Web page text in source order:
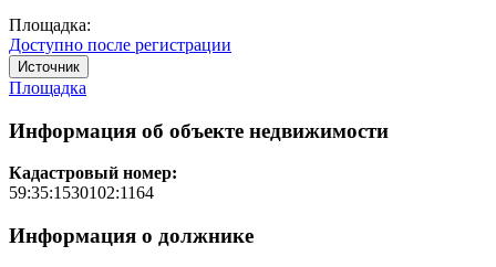
Площадка:
Доступно после регистрации
Источник
Площадка
Информация об объекте недвижимости
Кадастровый номер:
59:35:1530102:1164
Информация о должнике